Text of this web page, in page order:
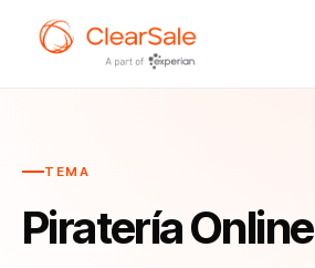
TEMA
Piratería Online